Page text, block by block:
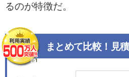
るのが特徴だ。
まとめて比較！見